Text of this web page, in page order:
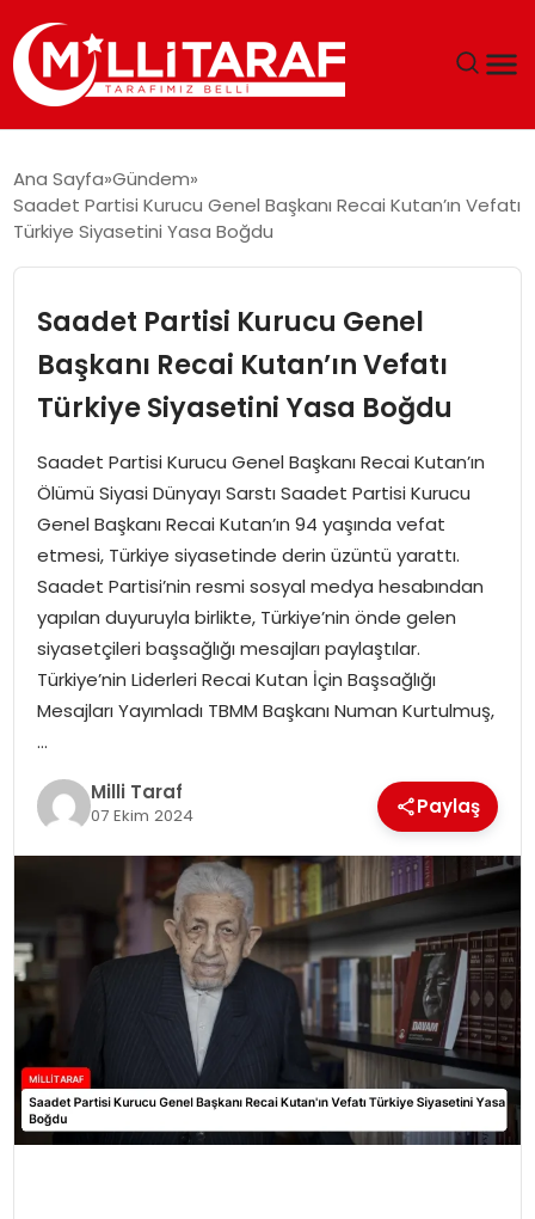
ÖZEL SAYFALAR
SPOR
SIYASET
MAGAZIN
Ana Sayfa Gündem
Saadet Partisi Kurucu Genel Başkanı Recai Kutan’ın Vefatı
Türkiye Siyasetini Yasa Boğdu
Saadet Partisi Kurucu Genel
Başkanı Recai Kutan’ın Vefatı
Türkiye Siyasetini Yasa Boğdu
Saadet Partisi Kurucu Genel Başkanı Recai Kutan’ın
Ölümü Siyasi Dünyayı Sarstı Saadet Partisi Kurucu
Genel Başkanı Recai Kutan’ın 94 yaşında vefat
etmesi, Türkiye siyasetinde derin üzüntü yarattı.
Saadet Partisi’nin resmi sosyal medya hesabından
yapılan duyuruyla birlikte, Türkiye’nin önde gelen
siyasetçileri başsağlığı mesajları paylaştılar.
Türkiye’nin Liderleri Recai Kutan İçin Başsağlığı
Mesajları Yayımladı TBMM Başkanı Numan Kurtulmuş,
…
Milli Taraf
07 Ekim 2024 Paylaş